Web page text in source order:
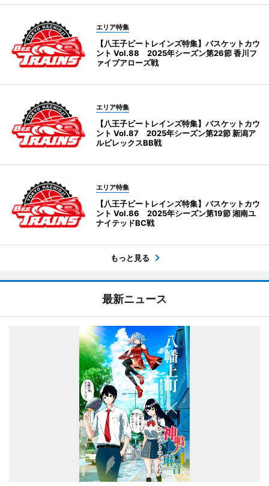
エリア特集
【八王子ビートレインズ特集】バスケットカウ
ント Vol.88 2025年シーズン第26節 香川フ
ァイブアローズ戦
エリア特集
【八王子ビートレインズ特集】バスケットカウ
ント Vol.87 2025年シーズン第22節 新潟ア
ルビレックスBB戦
エリア特集
【八王子ビートレインズ特集】バスケットカウ
ント Vol.86 2025年シーズン第19節 湘南ユ
ナイテッドBC戦
もっと見る
最新ニュース